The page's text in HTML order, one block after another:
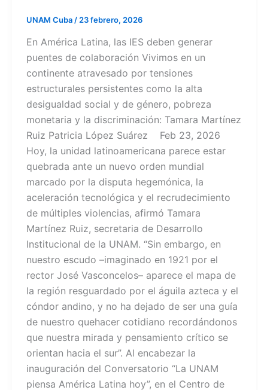
UNAM Cuba / 23 febrero, 2026
En América Latina, las IES deben generar
puentes de colaboración Vivimos en un
continente atravesado por tensiones
estructurales persistentes como la alta
desigualdad social y de género, pobreza
monetaria y la discriminación: Tamara Martínez
Ruiz Patricia López Suárez Feb 23, 2026
Hoy, la unidad latinoamericana parece estar
quebrada ante un nuevo orden mundial
marcado por la disputa hegemónica, la
aceleración tecnológica y el recrudecimiento
de múltiples violencias, afirmó Tamara
Martínez Ruiz, secretaria de Desarrollo
Institucional de la UNAM. “Sin embargo, en
nuestro escudo –imaginado en 1921 por el
rector José Vasconcelos– aparece el mapa de
la región resguardado por el águila azteca y el
cóndor andino, y no ha dejado de ser una guía
de nuestro quehacer cotidiano recordándonos
que nuestra mirada y pensamiento crítico se
orientan hacia el sur”. Al encabezar la
inauguración del Conversatorio “La UNAM
piensa América Latina hoy”, en el Centro de